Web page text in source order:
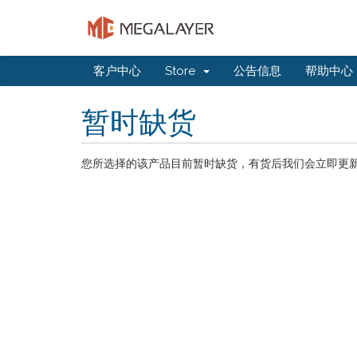
客户中心 Store 公告信息 帮助中心
暂时缺货
您所选择的该产品目前暂时缺货，有货后我们会立即更